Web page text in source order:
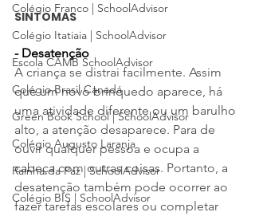
Colégio Franco | SchoolAdvisor
Colégio Itatiaia | SchoolAdvisor
Escola CAMB SchoolAdvisor
Colégio Brasil Canadá
Green Book School | SchoolAdvisor
Colégio Augusto Laranja
Rainha da Paz | SchoolAdvisor
Colégio BIS | SchoolAdvisor
SINTOMAS
- Desatenção
A criança se distrai facilmente. Assim
que um novo brinquedo aparece, há
uma atividade diferente ou um barulho
alto, a atenção desaparece. Para de
ouvir qualquer pessoa e ocupa a
cabeça com outras coisas. Portanto, a
desatenção também pode ocorrer ao
fazer tarefas escolares ou completar